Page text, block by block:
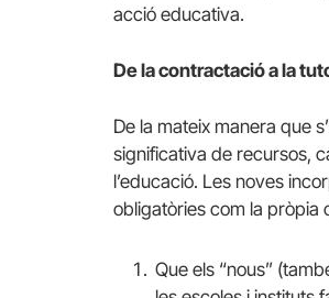
acció educativa.
De la contractació a la
De la mateix manera que
significativa de recursos,
l’educació. Les noves
obligatòries com la pròpia
Que els “nous”